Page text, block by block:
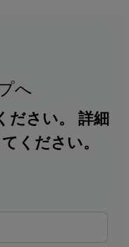
へ
ださい。 詳細
ください。